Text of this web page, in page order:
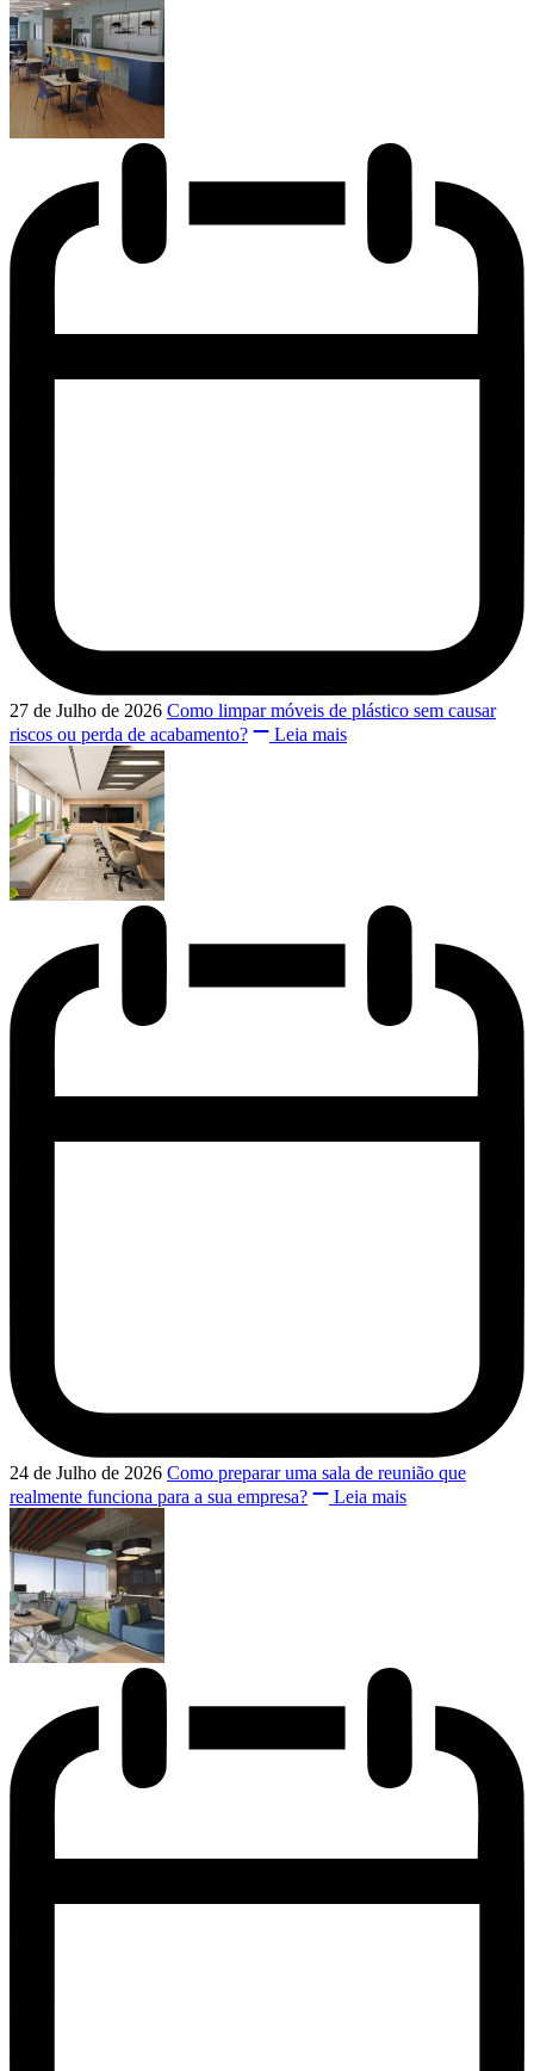
27 de Julho de 2026 Como limpar móveis de plástico sem causar
riscos ou perda de acabamento?
Leia mais
24 de Julho de 2026 Como preparar uma sala de reunião que
realmente funciona para a sua empresa?
Leia mais